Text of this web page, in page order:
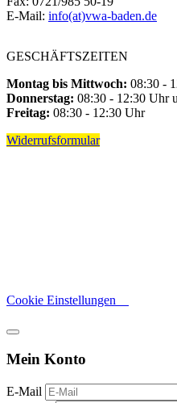
E-Mail: info(at)vwa-baden.de
GESCHÄFTSZEITEN
Montag bis Mittwoch: 08:30 -
Donnerstag: 08:30 - 12:30 Uhr
Freitag: 08:30 - 12:30 Uhr
Widerrufsformular
Cookie Einstellungen
Mein Konto
E-Mail